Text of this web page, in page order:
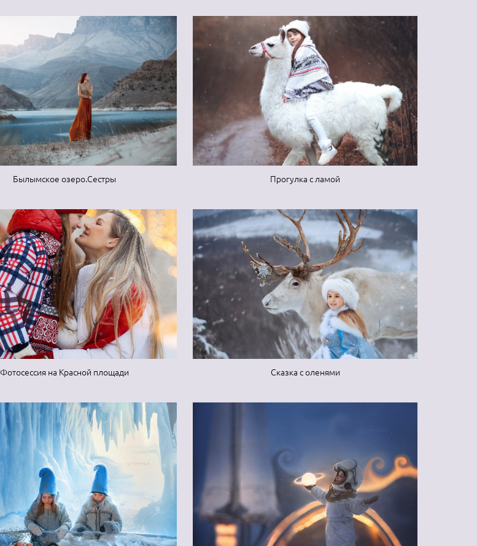
Былымское озеро.Сестры Прогулка с ламой
Фотосессия на Красной площади Сказка с оленями